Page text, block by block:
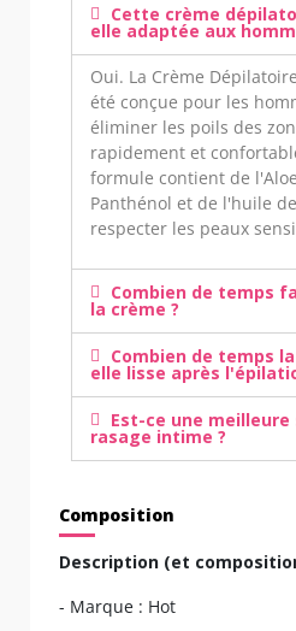
Cette crème
elle adaptée aux
Oui. La Crème
été conçue pour les
éliminer les poils des
rapidement et
formule contient de
Panthénol et de l'huile
respecter les peaux
Combien de temps
la crème ?
Combien de temps
elle lisse après
Est-ce une
rasage intime ?
Composition
Description (et
- Marque : Hot